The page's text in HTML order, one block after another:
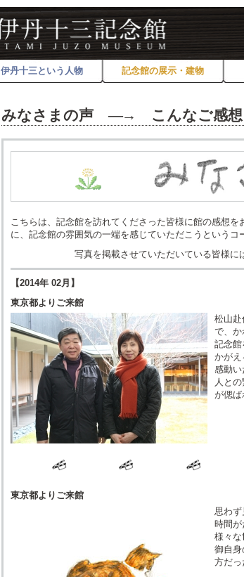
伊丹十三という人物 記念館の展示・建物
みなさまの声 ―→ こんなご感想
こちらは、記念館を訪れてくださった皆様に館の感想を
に、記念館の雰囲気の一端を感じていただこうというコ
写真を掲載させていただいている皆様に
【2014年 02月】
東京都よりご来館
松山赴
で、か
記念館
かがえ
感動い
人と
が偲ば
東京都よりご来館
思わず
時間が
様々な
御自身
方だっ